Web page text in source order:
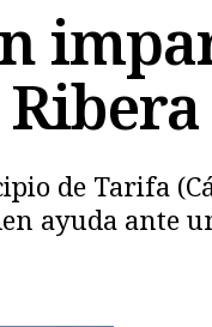
de Tarifa
ayuda ante